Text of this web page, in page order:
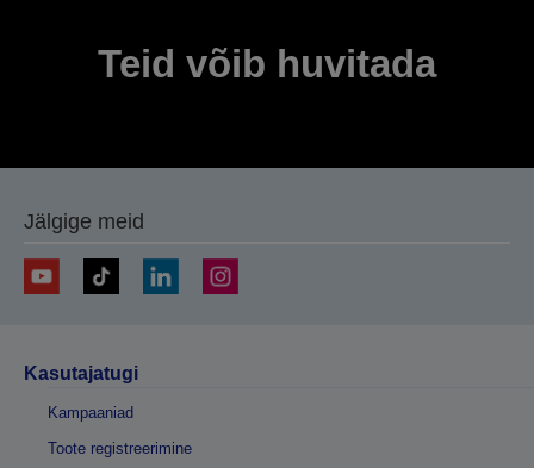
Teid võib huvitada
Jälgige meid
Kasutajatugi
Kampaaniad
Toote registreerimine